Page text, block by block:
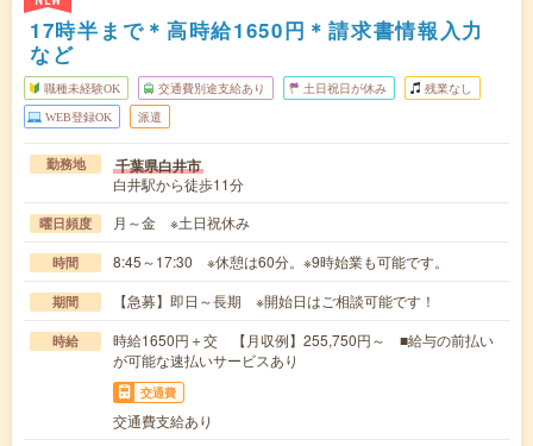
17時半まで＊高時給1650円＊請求書情報入力
など
職種未経験OK 交通費別途支給あり 土日祝日が休み 残業なし
WEB登録OK 派遣
勤務地 千葉県白井市
白井駅から徒歩11分
曜日頻度 月～金 ※土日祝休み
時間 8:45～17:30 ※休憩は60分。※9時始業も可能です。
期間 【急募】即日～長期 ※開始日はご相談可能です！
時給
時給1650円＋交 【月収例】255,750円～ ■給与の前払い
が可能な速払いサービスあり
交通費
交通費支給あり